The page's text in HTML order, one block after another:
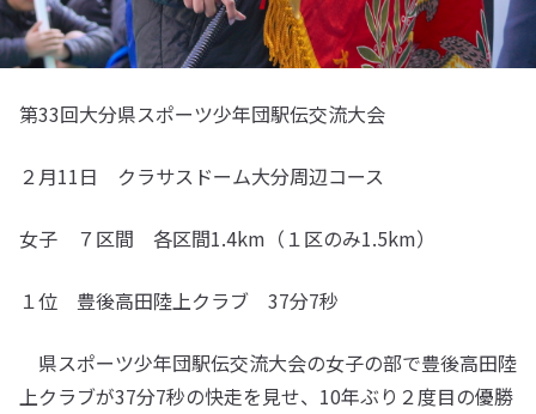
第33回大分県スポーツ少年団駅伝交流大会
２月11日 クラサスドーム大分周辺コース
女子 ７区間 各区間1.4km（１区のみ1.5km）
１位 豊後高田陸上クラブ 37分7秒
県スポーツ少年団駅伝交流大会の女子の部で豊後高田陸
上クラブが37分7秒の快走を見せ、10年ぶり２度目の優勝